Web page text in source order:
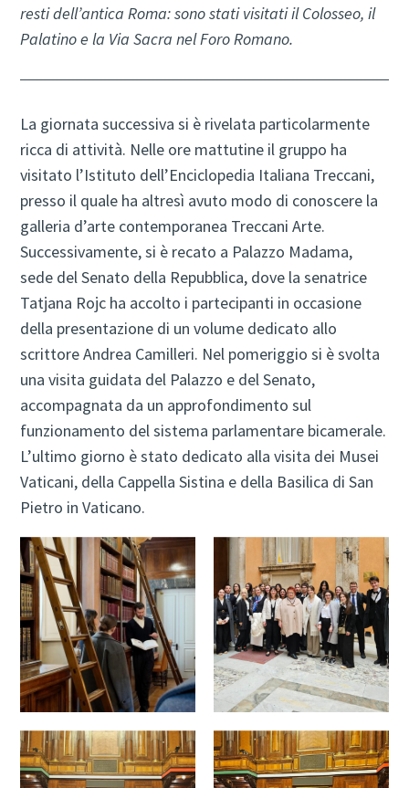
resti dell’antica Roma: sono stati visitati il Colosseo, il
Palatino e la Via Sacra nel Foro Romano.
La giornata successiva si è rivelata particolarmente
ricca di attività. Nelle ore mattutine il gruppo ha
visitato l’Istituto dell’Enciclopedia Italiana Treccani,
presso il quale ha altresì avuto modo di conoscere la
galleria d’arte contemporanea Treccani Arte.
Successivamente, si è recato a Palazzo Madama,
sede del Senato della Repubblica, dove la senatrice
Tatjana Rojc ha accolto i partecipanti in occasione
della presentazione di un volume dedicato allo
scrittore Andrea Camilleri. Nel pomeriggio si è svolta
una visita guidata del Palazzo e del Senato,
accompagnata da un approfondimento sul
funzionamento del sistema parlamentare bicamerale.
L’ultimo giorno è stato dedicato alla visita dei Musei
Vaticani, della Cappella Sistina e della Basilica di San
Pietro in Vaticano.